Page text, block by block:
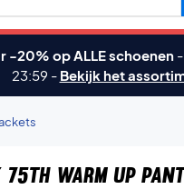
-20% op ALLE schoenen -
23:59 - Bekijk het
75th Warm Up Pant